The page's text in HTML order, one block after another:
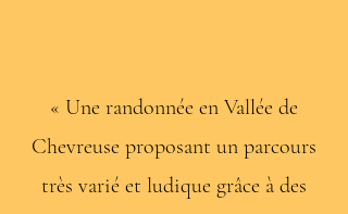
« Une randonnée en Vallée de
Chevreuse proposant un parcours
très varié et ludique grâce à des